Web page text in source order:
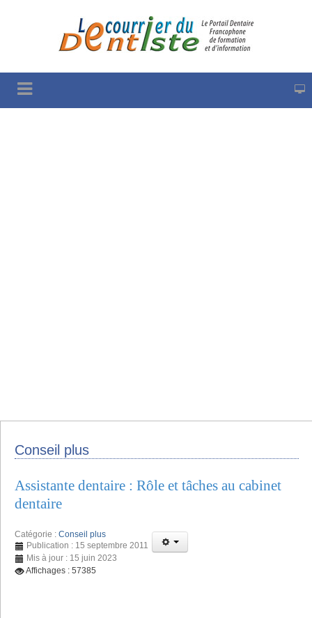
Conseil plus
Assistante dentaire : Rôle et tâches au cabinet
dentaire
Catégorie : Conseil plus
Publication : 15 septembre 2011
Mis à jour : 15 juin 2023
Affichages : 57385